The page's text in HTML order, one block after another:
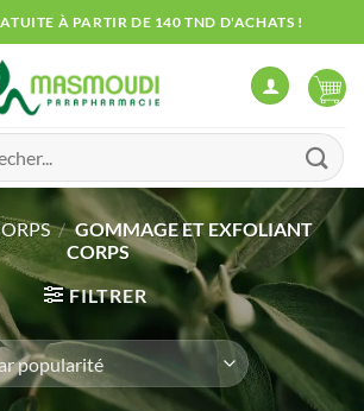
À PARTIR DE 140 TND D'ACHATS !
/ GOMMAGE ET EXFOLIANT
CORPS
FILTRER